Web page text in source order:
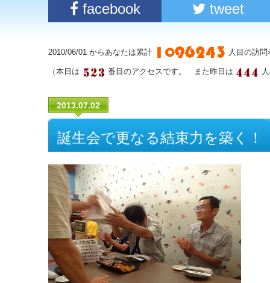
facebook tweet
2010/06/01 からあなたは累計 人目の訪
（本日は 番目のアクセスです。 また昨日は
2013.07.02
誕生会で更なる結束力を築く！